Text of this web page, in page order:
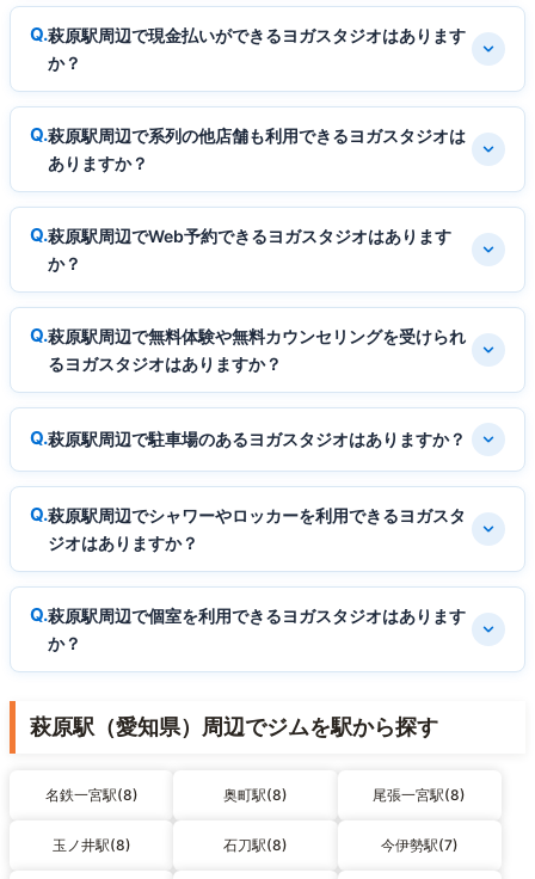
萩原駅周辺で現金払いができるヨガスタジオはあります
か？
萩原駅周辺で系列の他店舗も利用できるヨガスタジオは
ありますか？
萩原駅周辺でWeb予約できるヨガスタジオはあります
か？
萩原駅周辺で無料体験や無料カウンセリングを受けられ
るヨガスタジオはありますか？
萩原駅周辺で駐車場のあるヨガスタジオはありますか？
萩原駅周辺でシャワーやロッカーを利用できるヨガスタ
ジオはありますか？
萩原駅周辺で個室を利用できるヨガスタジオはあります
か？
萩原駅（愛知県）周辺でジムを駅から探す
名鉄一宮駅(8) 奥町駅(8) 尾張一宮駅(8)
玉ノ井駅(8) 石刀駅(8) 今伊勢駅(7)